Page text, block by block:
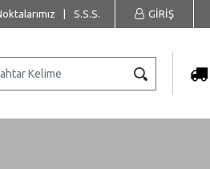
GİRİŞ
S.S.S.